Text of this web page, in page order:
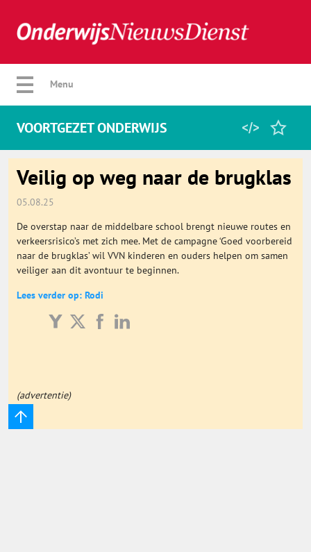
Verberg menu
Home
Categorie
Algemeen
Onderwijs Totaal
Menu
VOORTGEZET ONDERWIJS
Veilig op weg naar de brugklas
05.08.25
De overstap naar de middelbare school brengt nieuwe routes en
verkeersrisico’s met zich mee. Met de campagne ‘Goed voorbereid
naar de brugklas’ wil VVN kinderen en ouders helpen om samen
veiliger aan dit avontuur te beginnen.
Lees verder op: Rodi
(advertentie)